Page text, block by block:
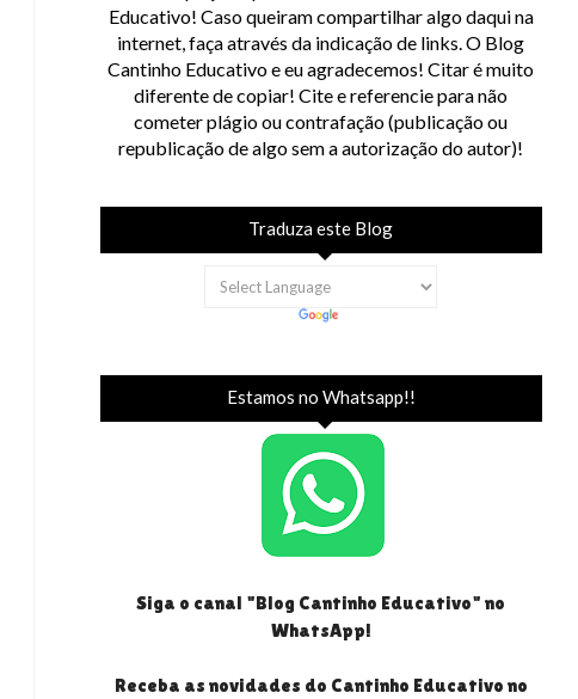
Educativo! Caso queiram compartilhar algo daqui na
internet, faça através da indicação de links. O Blog
Cantinho Educativo e eu agradecemos! Citar é muito
diferente de copiar! Cite e referencie para não
cometer plágio ou contrafação (publicação ou
republicação de algo sem a autorização do autor)!
Traduza este Blog
Estamos no Whatsapp!!
Siga o canal "Blog Cantinho Educativo" no
WhatsApp!
Receba as novidades do Cantinho Educativo no